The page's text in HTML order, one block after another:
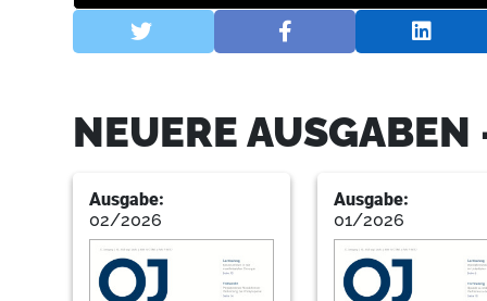
NEUERE
Ausgabe:
02/2026
Ausgabe:
01/2026